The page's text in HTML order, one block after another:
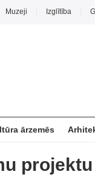
Muzeji Izglītība
ārzemēs
projektu